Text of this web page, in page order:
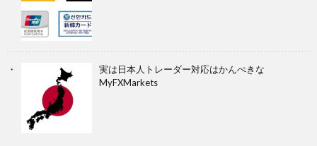
実は日本人トレーダー対応はかんぺきな
MyFXMarkets